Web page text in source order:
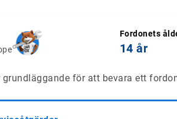
Fordonets
14 år
för att bevara ett